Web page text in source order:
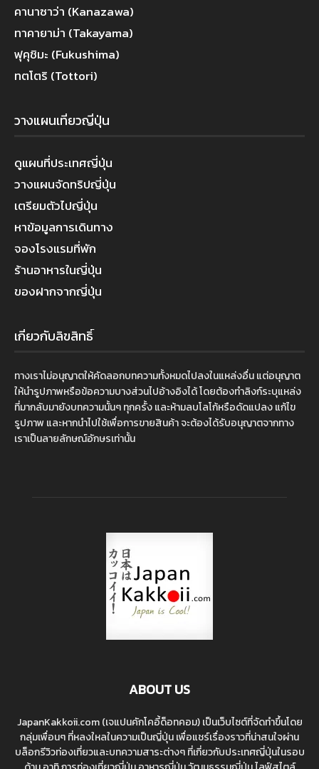
คานาซาว่า (Kanazawa)
ทาคายาม่า (Takayama)
ฟุคุชิมะ (Fukushima)
ทตโตริ (Tottori)
วางแผนเที่ยวญี่ปุ่น
ดูแผนที่ประเทศญี่ปุ่น
วางแผนจัดทริปญี่ปุ่น
เตรียมตัวไปญี่ปุ่น
หาข้อมูลการเดินทาง
จองโรงแรมที่พัก
ร้านอาหารในญี่ปุ่น
ของฝากจากญี่ปุ่น
เกี่ยวกับลิขสิทธิ์
ทางเราไม่อนุญาตให้คัดลอกบทความทั้งหมดไปลงในแหล่งอื่น แต่อนุญาต
ให้นำรูปภาพหรือข้อความบางส่วนไปอ้างอิงได้ โดยต้องทำลิงก์ระบุแหล่ง
ที่มากลับมายังบทความนั้นๆ ทุกครั้ง และห้ามลบโลโก้หรือดัดแปลง แก้ไข
รูปภาพ และหากนำไปใช้เพื่อการขายสินค้า จะต้องได้รับอนุญาตจากทาง
เราเป็นลายลักษณ์อักษรเท่านั้น
ABOUT US
JapanKakkoii.com (เจแปนคักโคอี้ด็อทคอม) เป็นเว็บไซต์ที่จัดทำขึ้นโดย
กลุ่มเพื่อนๆ ที่หลงใหลในความเป็นญี่ปุ่น เพื่อแชร์เรื่องราวที่น่าสนใจผ่าน
บล็อกรีวิวท่องเที่ยวและบทความสาระต่างๆ ที่เกี่ยวกับประเทศญี่ปุ่นในรอบ